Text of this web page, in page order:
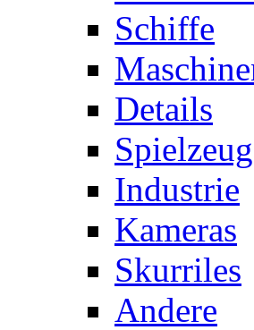
Schiffe
Details
Spielzeug
Industrie
Kameras
Skurriles
Andere